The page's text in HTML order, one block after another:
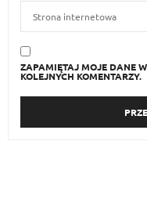
ZAPAMIĘTAJ MOJE DANE
KOLEJNYCH KOMENTARZY.